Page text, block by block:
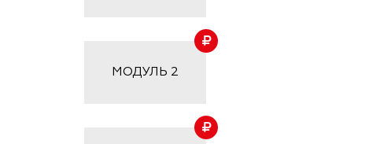
МОДУЛЬ 2